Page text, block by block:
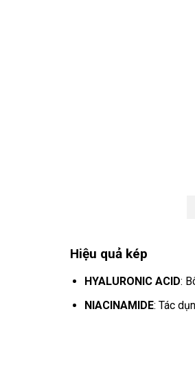
Hiệu quả kép
HYALURONIC ACID:
NIACINAMIDE: Tác